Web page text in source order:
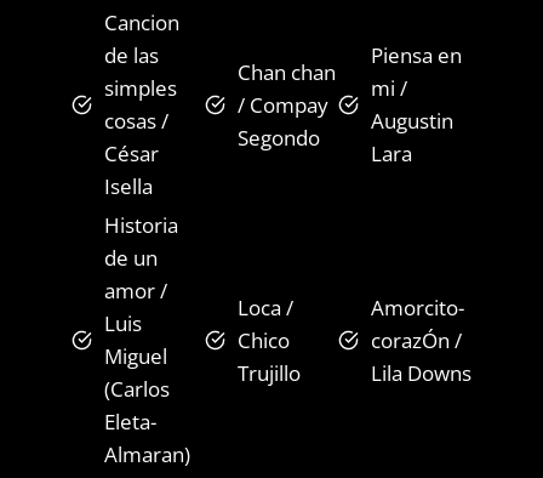
Cancion
de las
simples
cosas /
César
Isella
Chan chan
/ Compay
Segondo
Piensa en
mi /
Augustin
Lara
Historia
de un
amor /
Luis
Miguel
(Carlos
Eleta-
Almaran)
Loca /
Chico
Trujillo
Amorcito-
corazÓn /
Lila Downs